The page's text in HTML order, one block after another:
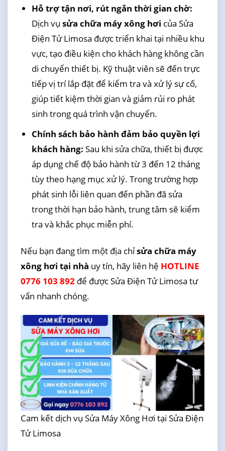
Hỗ trợ tận nơi, rút ngắn thời gian chờ:
Dịch vụ sửa chữa máy xông hơi của Sửa
Điện Tử Limosa được triển khai tại nhiều khu
vực, tạo điều kiện cho khách hàng không cần
di chuyển thiết bị. Kỹ thuật viên sẽ đến trực
tiếp vị trí lắp đặt để kiểm tra và xử lý sự cố,
giúp tiết kiệm thời gian và giảm rủi ro phát
sinh trong quá trình vận chuyển.
Chính sách bảo hành đảm bảo quyền lợi
khách hàng: Sau khi sửa chữa, thiết bị được
áp dụng chế độ bảo hành từ 3 đến 12 tháng
tùy theo hạng mục xử lý. Trong trường hợp
phát sinh lỗi liên quan đến phần đã sửa
trong thời hạn bảo hành, trung tâm sẽ kiểm
tra và khắc phục miễn phí.
Nếu bạn đang tìm một địa chỉsửa chữa máy
xông hơi tại nhà uy tín, hãy liên hệ HOTLINE
0776 103 892để được Sửa Điện Tử Limosa tư
vấn nhanh chóng.
Cam kết dịch vụ Sửa Máy Xông Hơi tại Sửa Điện
Tử Limosa